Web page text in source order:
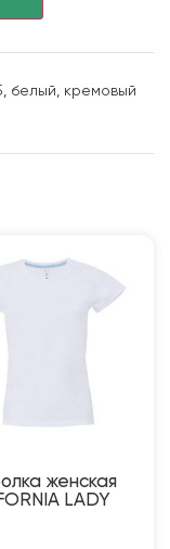
белый, кремовый
женская
LADY